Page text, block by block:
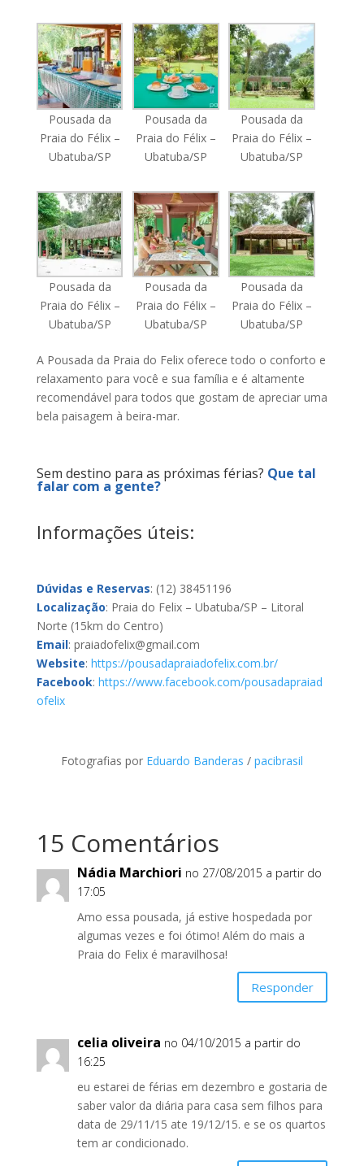
Pousada da
Praia do Félix –
Ubatuba/SP
Pousada da
Praia do Félix –
Ubatuba/SP
Pousada da
Praia do Félix –
Ubatuba/SP
Pousada da
Praia do Félix –
Ubatuba/SP
Pousada da
Praia do Félix –
Ubatuba/SP
Pousada da
Praia do Félix –
Ubatuba/SP
A Pousada da Praia do Felix oferece todo o conforto e
relaxamento para você e sua família e é altamente
recomendável para todos que gostam de apreciar uma
bela paisagem à beira-mar.
Sem destino para as próximas férias? Que tal
falar com a gente?
Informações úteis:
Dúvidas e Reservas: (12) 38451196
Localização: Praia do Felix – Ubatuba/SP – Litoral
Norte (15km do Centro)
Email: praiadofelix@gmail.com
Website: https://pousadapraiadofelix.com.br/
Facebook: https://www.facebook.com/pousadapraiad
ofelix
Fotografias por Eduardo Banderas / pacibrasil
15 Comentários
Nádia Marchiori no 27/08/2015 a partir do
17:05
Amo essa pousada, já estive hospedada por
algumas vezes e foi ótimo! Além do mais a
Praia do Felix é maravilhosa!
Responder
celia oliveira no 04/10/2015 a partir do
16:25
eu estarei de férias em dezembro e gostaria de
saber valor da diária para casa sem filhos para
data de 29/11/15 ate 19/12/15. e se os quartos
tem ar condicionado.